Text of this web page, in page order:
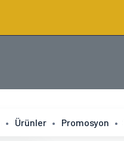
Ürünler Promosyon